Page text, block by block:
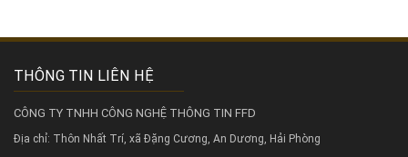
THÔNG TIN LIÊN HỆ
CÔNG TY TNHH CÔNG NGHỆ THÔNG TIN FFD
Địa chỉ: Thôn Nhất Trí, xã Đặng Cương, An Dương, Hải Phòng